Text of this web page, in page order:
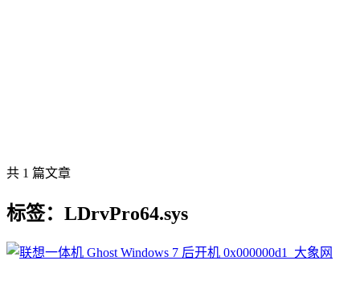
共 1 篇文章
标签：LDrvPro64.sys